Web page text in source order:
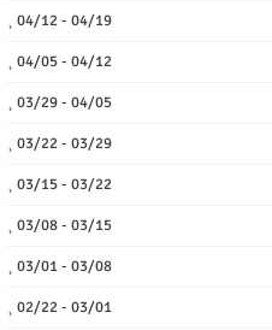
04/12 - 04/19
04/05 - 04/12
03/29 - 04/05
03/22 - 03/29
03/15 - 03/22
03/08 - 03/15
03/01 - 03/08
02/22 - 03/01